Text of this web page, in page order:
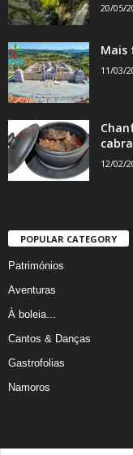
20/05/
Mais
11/03/
12/02/
POPULAR CATEGORY
Patrimónios
Aventuras
À boleia...
Cantos & Danças
Gastrofolias
Namoros